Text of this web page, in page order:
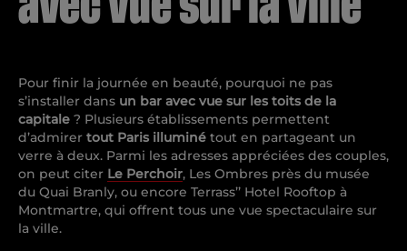
Pour finir la journée en beauté, pourquoi ne pas
s’installer dans un bar avec vue sur les toits de la
capitale ? Plusieurs établissements permettent
d’admirer tout Paris illuminé tout en partageant un
verre à deux. Parmi les adresses appréciées des couples,
on peut citer Le Perchoir, Les Ombres près du musée
du Quai Branly, ou encore Terrass’’ Hotel Rooftop à
Montmartre, qui offrent tous une vue spectaculaire sur
la ville.